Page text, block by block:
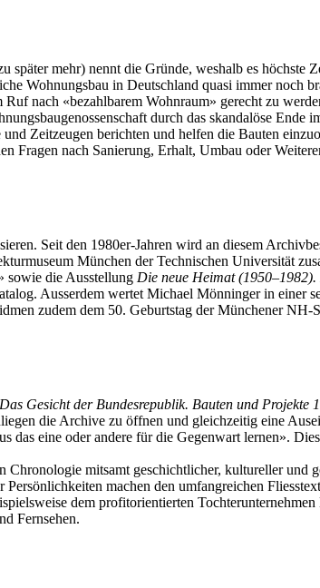
mehr) nennt die Gründe, weshalb es höchste
Wohnungsbau in Deutschland quasi immer noch
nach «bezahlbarem Wohnraum» gerecht zu
durch das skandalöse Ende
Zeitzeugen berichten und helfen die Bauten
Fragen nach Sanierung, Erhalt, Umbau oder
Seit den 1980er-Jahren wird an diesem
München der Technischen Universität
sowie die Ausstellung Die neue Heimat
Ausserdem wertet Michael Mönninger in einer
zudem dem 50. Geburtstag der Münchener NH-
Gesicht der Bundesrepublik. Bauten und Projekte
die Archive zu öffnen und gleichzeitig eine
das eine oder andere für die Gegenwart lernen».
mitsamt geschichtlicher, kultureller und
machen den umfangreichen
dem profitorientierten Tochterunternehmen
Fernsehen.